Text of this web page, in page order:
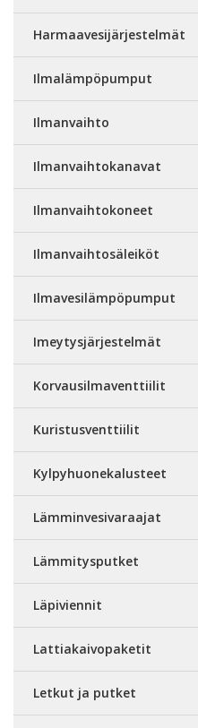
Harmaavesijärjestelmät
Ilmalämpöpumput
Ilmanvaihto
Ilmanvaihtokanavat
Ilmanvaihtokoneet
Ilmanvaihtosäleiköt
Ilmavesilämpöpumput
Imeytysjärjestelmät
Korvausilmaventtiilit
Kuristusventtiilit
Kylpyhuonekalusteet
Lämminvesivaraajat
Lämmitysputket
Läpiviennit
Lattiakaivopaketit
Letkut ja putket